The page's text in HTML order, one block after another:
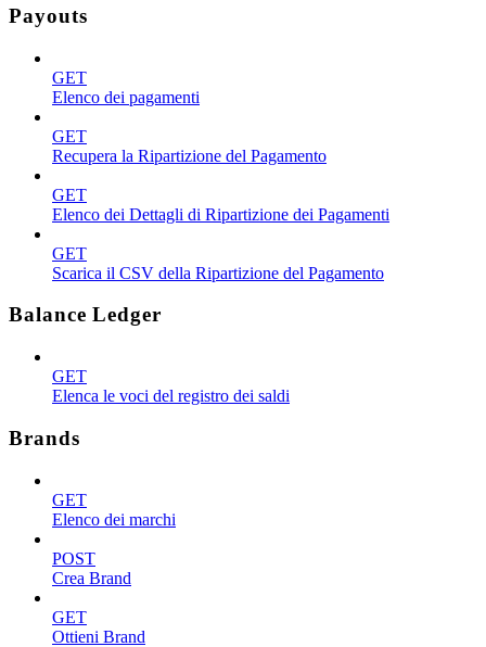
Payouts
GET
Elenco dei pagamenti
GET
Recupera la Ripartizione del Pagamento
GET
Elenco dei Dettagli di Ripartizione dei Pagamenti
GET
Scarica il CSV della Ripartizione del Pagamento
Balance Ledger
GET
Elenca le voci del registro dei saldi
Brands
GET
Elenco dei marchi
POST
Crea Brand
GET
Ottieni Brand